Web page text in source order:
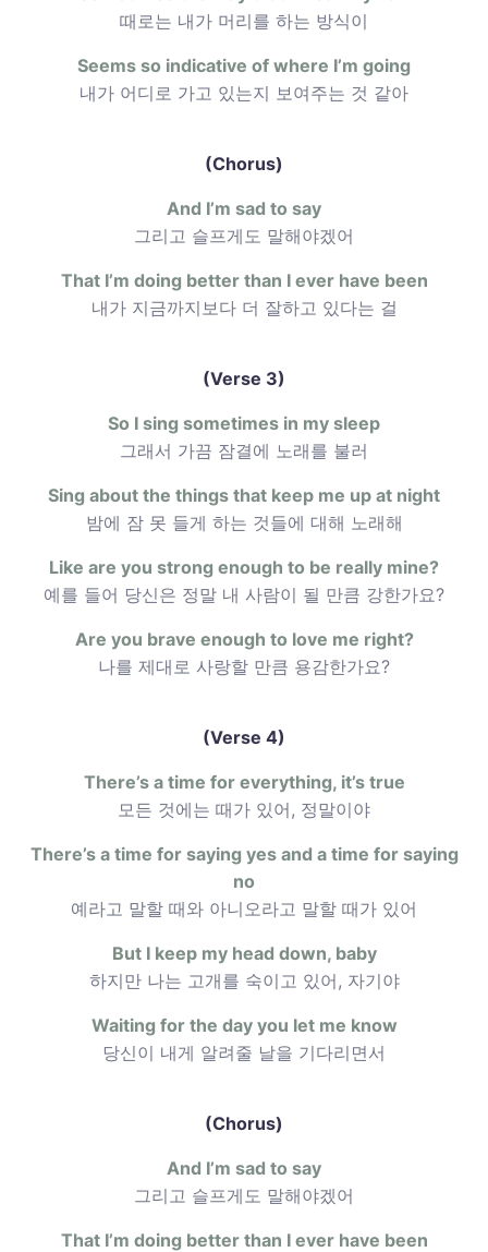
때로는 내가 머리를 하는 방식이
Seems so indicative of where I’m going
내가 어디로 가고 있는지 보여주는 것 같아
(Chorus)
And I’m sad to say
그리고 슬프게도 말해야겠어
That I’m doing better than I ever have been
내가 지금까지보다 더 잘하고 있다는 걸
(Verse 3)
So I sing sometimes in my sleep
그래서 가끔 잠결에 노래를 불러
Sing about the things that keep me up at night
밤에 잠 못 들게 하는 것들에 대해 노래해
Like are you strong enough to be really mine?
예를 들어 당신은 정말 내 사람이 될 만큼 강한가요?
Are you brave enough to love me right?
나를 제대로 사랑할 만큼 용감한가요?
(Verse 4)
There’s a time for everything, it’s true
모든 것에는 때가 있어, 정말이야
There’s a time for saying yes and a time for saying
no
예라고 말할 때와 아니오라고 말할 때가 있어
But I keep my head down, baby
하지만 나는 고개를 숙이고 있어, 자기야
Waiting for the day you let me know
당신이 내게 알려줄 날을 기다리면서
(Chorus)
And I’m sad to say
그리고 슬프게도 말해야겠어
That I’m doing better than I ever have been